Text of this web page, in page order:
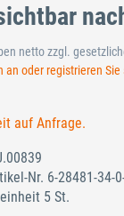
netto zzgl.
an oder registrieren
auf Anfrage.
Nr. 6-28481-34-
5 St.